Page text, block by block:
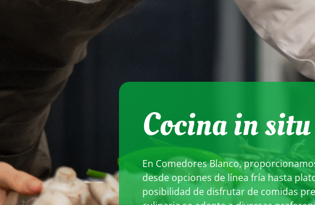
Cocina in situ
En Comedores Blanco,
desde opciones de línea fría hasta
posibilidad de disfrutar de comidas